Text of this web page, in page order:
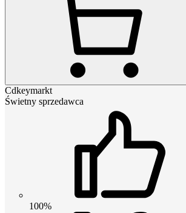
Cdkeymarkt
Świetny sprzedawca
100%